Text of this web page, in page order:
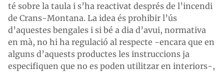
té sobre la taula i s’ha reactivat després de l’incendi
de Crans-Montana. La idea és prohibir l’ús
d’aquestes bengales i si bé a dia d’avui, normativa
en mà, no hi ha regulació al respecte -encara que en
alguns d’aquests productes les instruccions ja
especifiquen que no es poden utilitzar en interiors-,